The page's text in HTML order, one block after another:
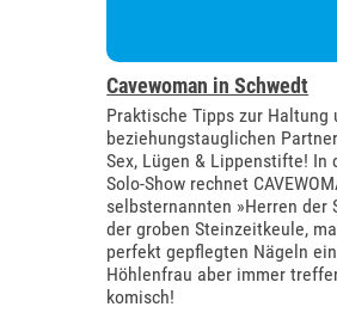
Cavewoman in Schwedt
Praktische Tipps zur Haltung
beziehungstauglichen
Sex, Lügen & Lippenstifte! In
Solo-Show rechnet
selbsternannten »Herren der
der groben Steinzeitkeule,
perfekt gepflegten Nägeln
Höhlenfrau aber immer
komisch!